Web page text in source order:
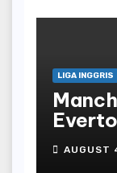
LIGA INGGRIS
AUGUST